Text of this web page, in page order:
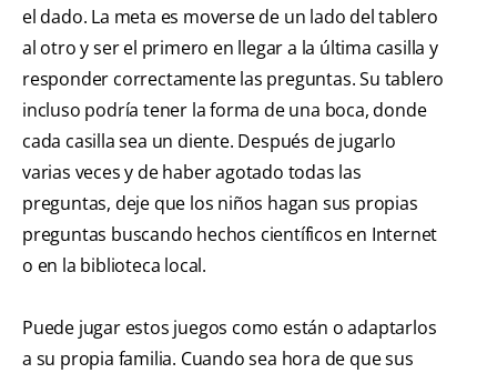
el dado. La meta es moverse de un lado del tablero
al otro y ser el primero en llegar a la última casilla y
responder correctamente las preguntas. Su tablero
incluso podría tener la forma de una boca, donde
cada casilla sea un diente. Después de jugarlo
varias veces y de haber agotado todas las
preguntas, deje que los niños hagan sus propias
preguntas buscando hechos científicos en Internet
o en la biblioteca local.
Puede jugar estos juegos como están o adaptarlos
a su propia familia. Cuando sea hora de que sus